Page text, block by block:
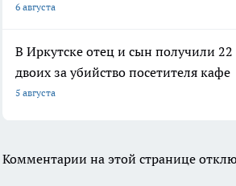
6 августа
В Иркутске отец и сын получили
двоих за убийство посетителя кафе
5 августа
Комментарии на этой странице